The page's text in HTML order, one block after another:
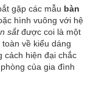
gặp các mẫu bàn
hình vuông với hệ
sắtđược coi là một
về kiểu dáng
cách hiện đại chắc
của gia đình